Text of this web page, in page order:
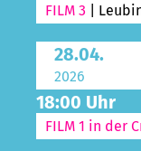
FILM 3 |
28.04.
2026
18:00 Uhr
FILM 1 in der